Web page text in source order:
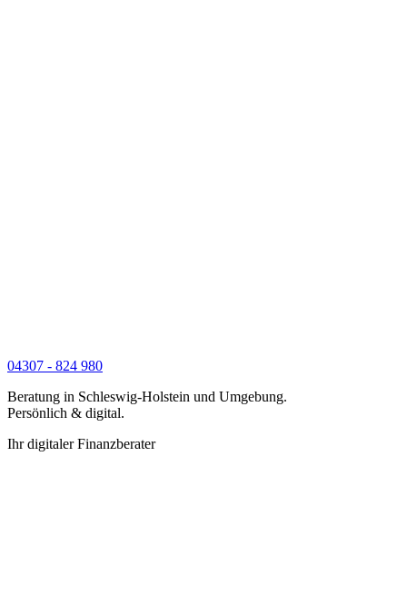
04307 - 824 980
Beratung in Schleswig-Holstein und Umgebung.
Persönlich & digital.
Ihr digitaler Finanzberater